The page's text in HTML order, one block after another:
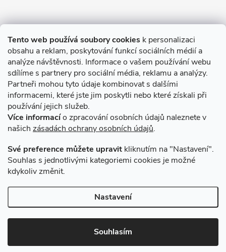
Tento web používá soubory cookies k personalizaci
obsahu a reklam, poskytování funkcí sociálních médií a
analýze návštěvnosti. Informace o vašem používání webu
sdílíme s partnery pro sociální média, reklamu a analýzy.
Partneři mohou tyto údaje kombinovat s dalšími
informacemi, které jste jim poskytli nebo které získali při
používání jejich služeb.
Více informacío zpracování osobních údajů naleznete v
našich zásadách ochrany osobních údajů.
Své preference můžete upravit kliknutím na "Nastavení".
Souhlas s jednotlivými kategoriemi cookies je možné
kdykoliv změnit.
Nastavení
Souhlasím
O nákupu
Novinky v programu Alusic
Archiv
Způsoby dopravy
Copyright 2026VSK Profily. Všechna práva vyhrazena.